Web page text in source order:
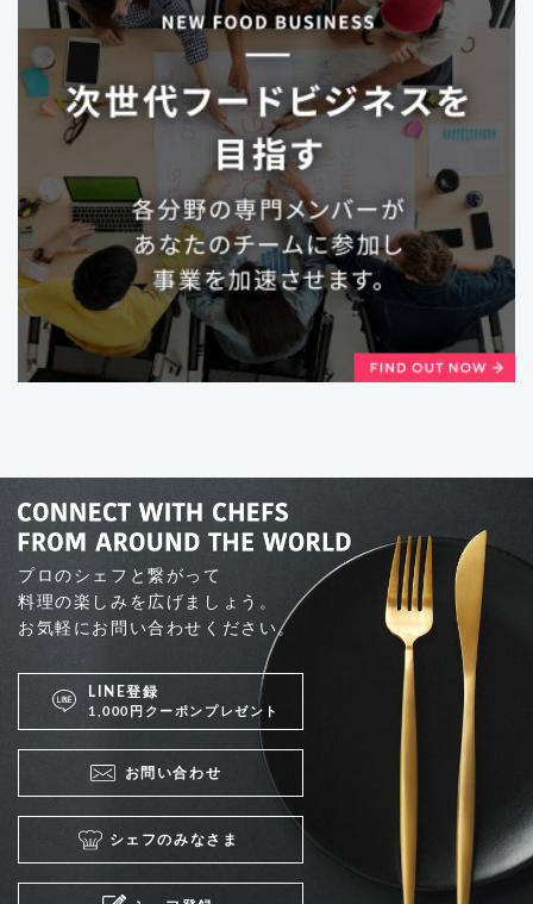
プロのシェフと繋がって
料理の楽しみを広げましょう。
お気軽にお問い合わせください。
LINE登録
1,000円クーポンプレゼント
お問い合わせ
シェフのみなさま